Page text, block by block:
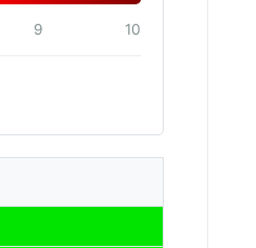
9 10